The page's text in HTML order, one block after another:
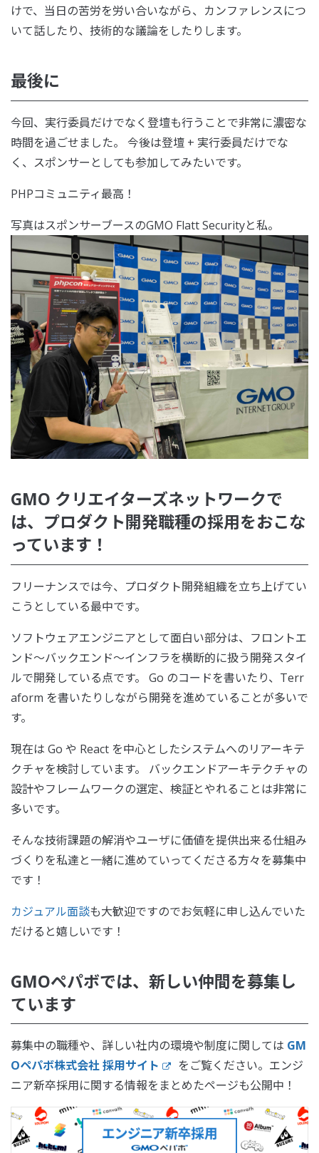
けで、当日の苦労を労い合いながら、カンファレンスにつ
いて話したり、技術的な議論をしたりします。
最後に
今回、実行委員だけでなく登壇も行うことで非常に濃密な
時間を過ごせました。 今後は登壇 + 実行委員だけでな
く、スポンサーとしても参加してみたいです。
PHPコミュニティ最高！
写真はスポンサーブースのGMO Flatt Securityと私。
GMO クリエイターズネットワークで
は、プロダクト開発職種の採用をおこな
っています！
フリーナンスでは今、プロダクト開発組織を立ち上げてい
こうとしている最中です。
ソフトウェアエンジニアとして面白い部分は、フロントエ
ンド〜バックエンド〜インフラを横断的に扱う開発スタイ
ルで開発している点です。 Go のコードを書いたり、Terr
aform を書いたりしながら開発を進めていることが多いで
す。
現在は Go や React を中心としたシステムへのリアーキテ
クチャを検討しています。 バックエンドアーキテクチャの
設計やフレームワークの選定、検証とやれることは非常に
多いです。
そんな技術課題の解消やユーザに価値を提供出来る仕組み
づくりを私達と一緒に進めていってくださる方々を募集中
です！
カジュアル面談も大歓迎ですのでお気軽に申し込んでいた
だけると嬉しいです！
GMOペパボでは、新しい仲間を募集し
ています
募集中の職種や、詳しい社内の環境や制度に関しては GM
Oペパボ株式会社 採用サイト
をご覧ください。エンジ
ニア新卒採用に関する情報をまとめたページも公開中！